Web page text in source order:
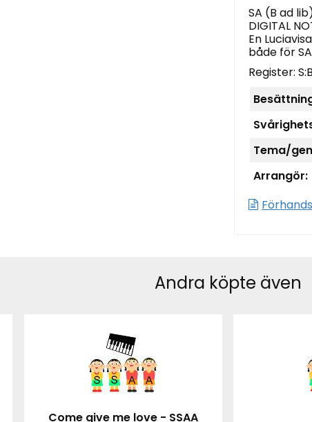
SA (B ad
DIGITAL
En
både för
Register:
Tema/
Arrangör:
Andra köpte även
Come give me love - SSAA